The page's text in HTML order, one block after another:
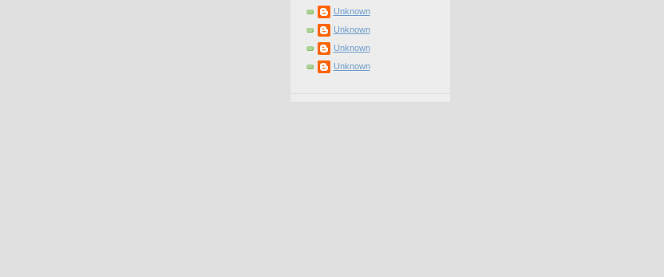
Unknown
Unknown
Unknown
Unknown